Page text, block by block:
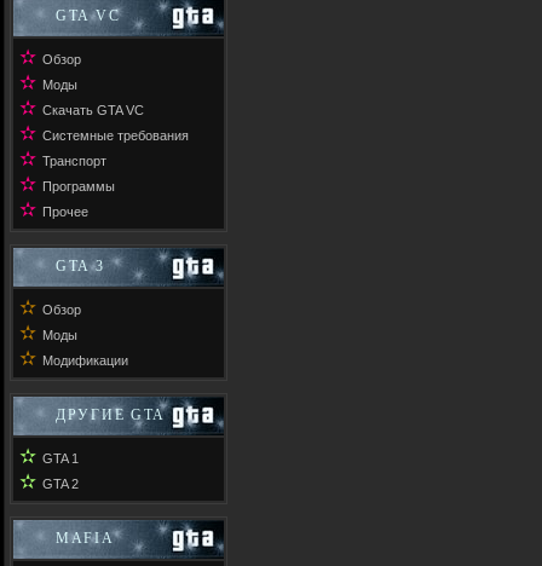
GTA VC
✫ Обзор
✫ Моды
✫ Скачать GTA VC
✫ Системные требования
✫ Транспорт
✫ Программы
✫ Прочее
GTA 3
✫ Обзор
✫ Моды
✫ Модификации
ДРУГИЕ GTA
✫ GTA 1
✫ GTA 2
MAFIA